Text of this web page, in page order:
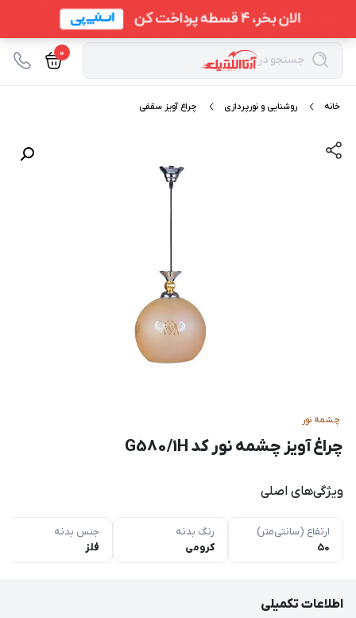
جستجو در 0
خانه روشنایی و نورپردازی چراغ آویز سقفی
چشمه نور
چراغ آویز چشمه نور کد G580/1H
ویژگی‌های اصلی
ارتفاع (سانتی‌متر)
50
رنگ بدنه
کرومی
جنس بدنه
فلز
اطلاعات تکمیلی